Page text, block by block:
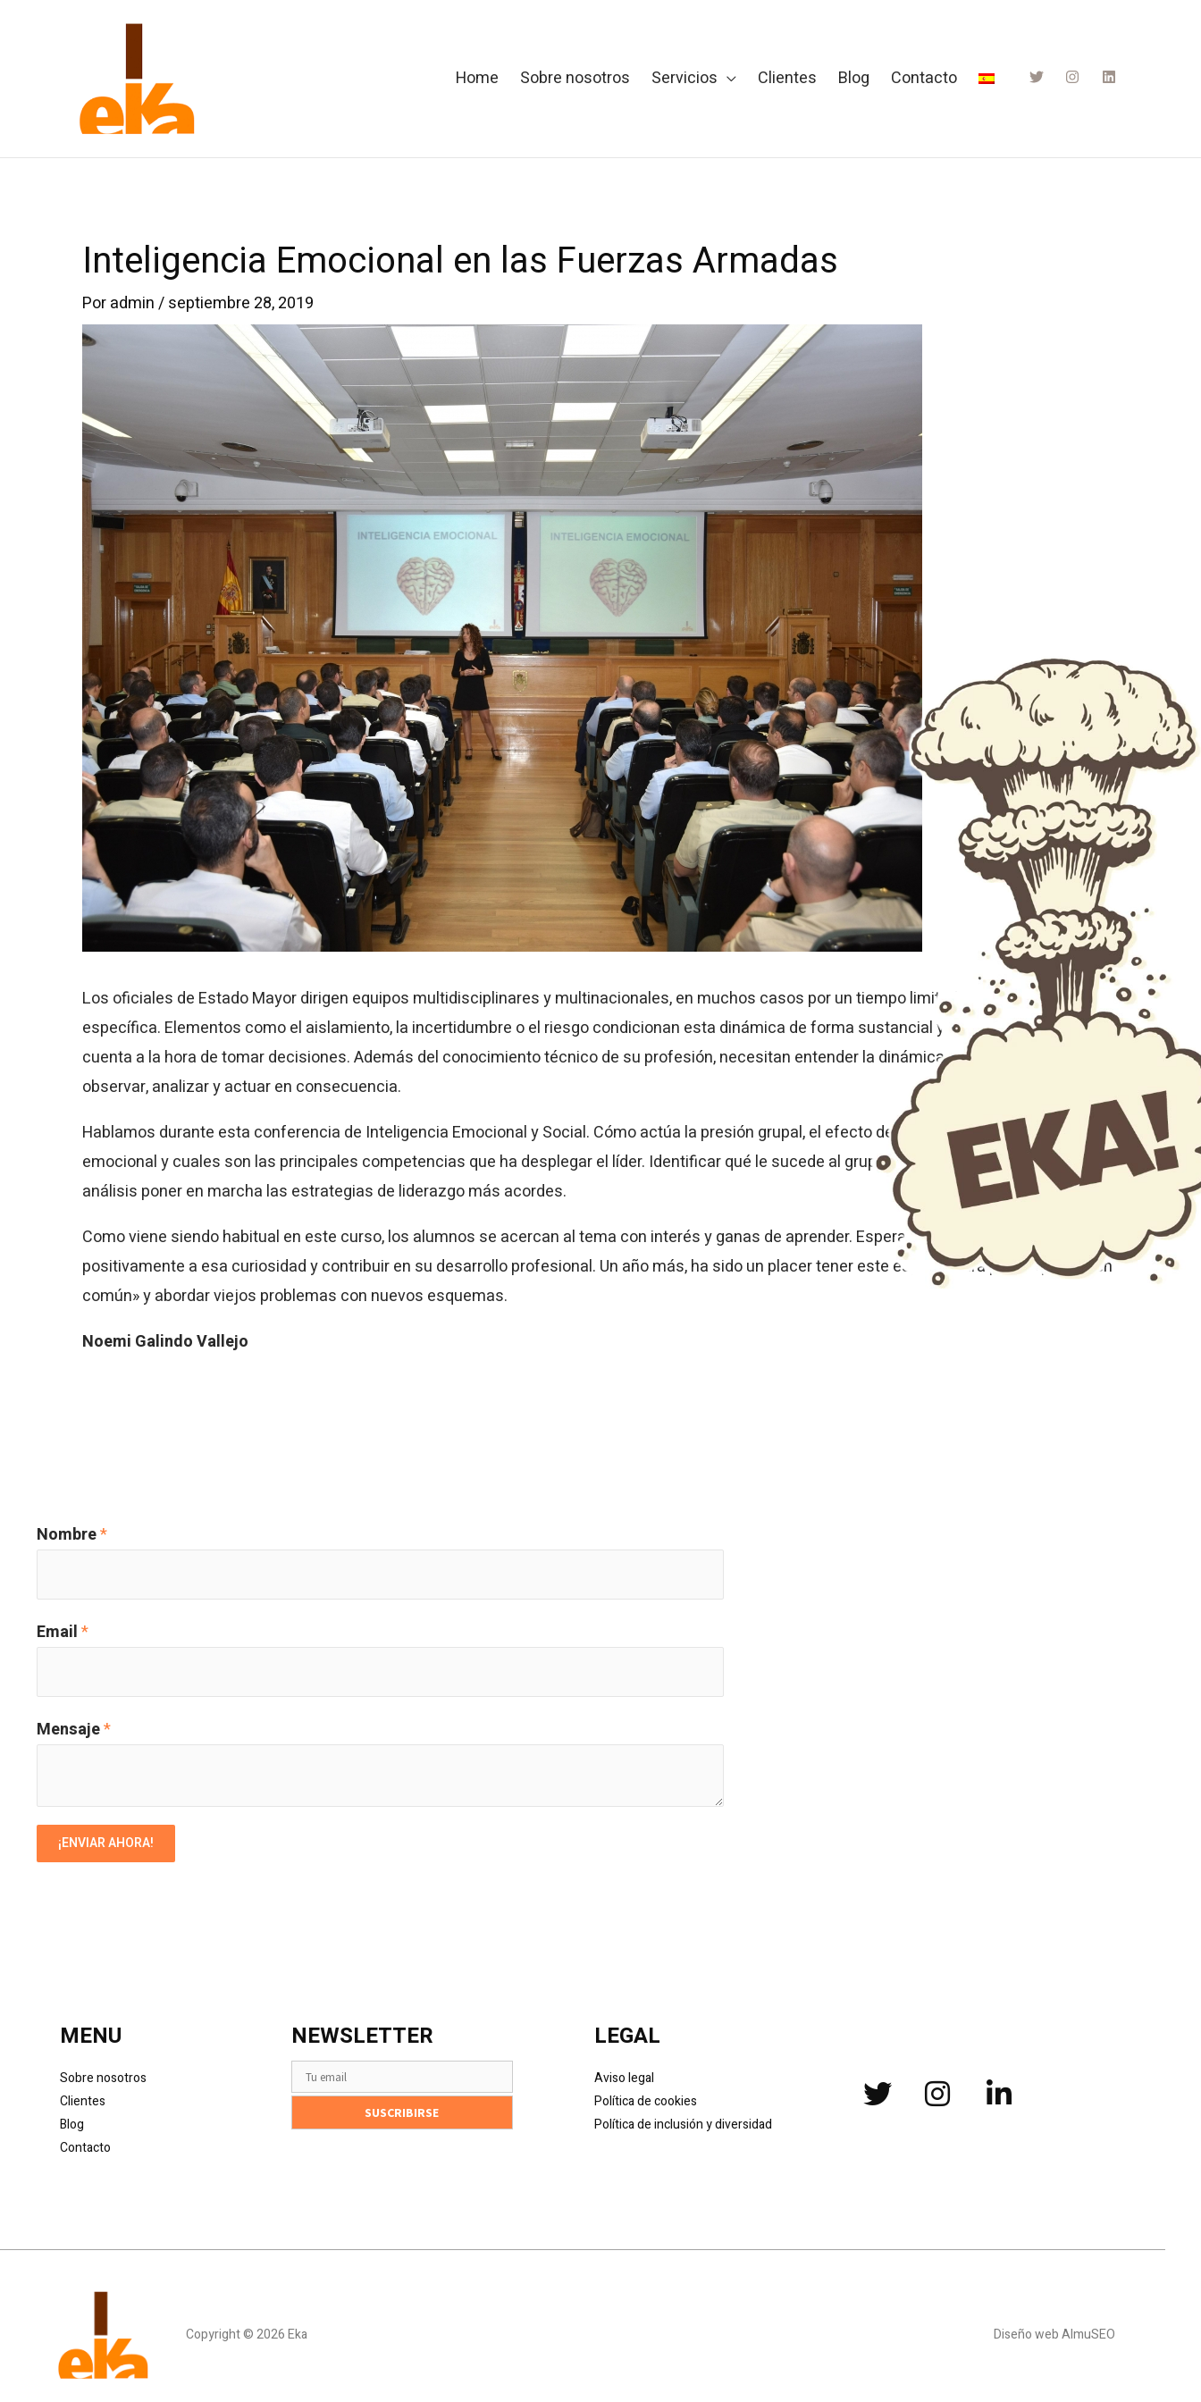
Home Sobre nosotros Servicios Clientes Blog Contacto
Inteligencia Emocional en las Fuerzas Armadas
Poradmin/septiembre 28, 2019
Los oficiales de Estado Mayor dirigen equipos multidisciplinares y multinacionales, en muchos casos por un tiempo limitado y con una misión
específica. Elementos como el aislamiento, la incertidumbre o el riesgo condicionan esta dinámica de forma sustancial y han de ser tenidos en
cuenta a la hora de tomar decisiones. Además del conocimiento técnico de su profesión, necesitan entender la dinámica emocional grupal,
observar, analizar y actuar en consecuencia.
Hablamos durante esta conferencia de Inteligencia Emocional y Social. Cómo actúa la presión grupal, el efecto de la autoridad o el contagio
emocional y cuales son las principales competencias que ha desplegar el líder. Identificar qué le sucede al grupo y porqué, para desde ese
análisis poner en marcha las estrategias de liderazgo más acordes.
Como viene siendo habitual en este curso, los alumnos se acercan al tema con interés y ganas de aprender. Esperamos haber correspondido
positivamente a esa curiosidad y contribuir en su desarrollo profesional. Un año más, ha sido un placer tener este espacio para poder «pensar en
común» y abordar viejos problemas con nuevos esquemas.
Noemi Galindo Vallejo
Nombre*
Email*
Mensaje*
¡ENVIAR AHORA!
MENU
Sobre nosotros
Clientes
Blog
Contacto
NEWSLETTER LEGAL
Aviso legal
Política de cookies
Política de inclusión y diversidad
Copyright © 2026 Eka Diseño web AlmuSEO